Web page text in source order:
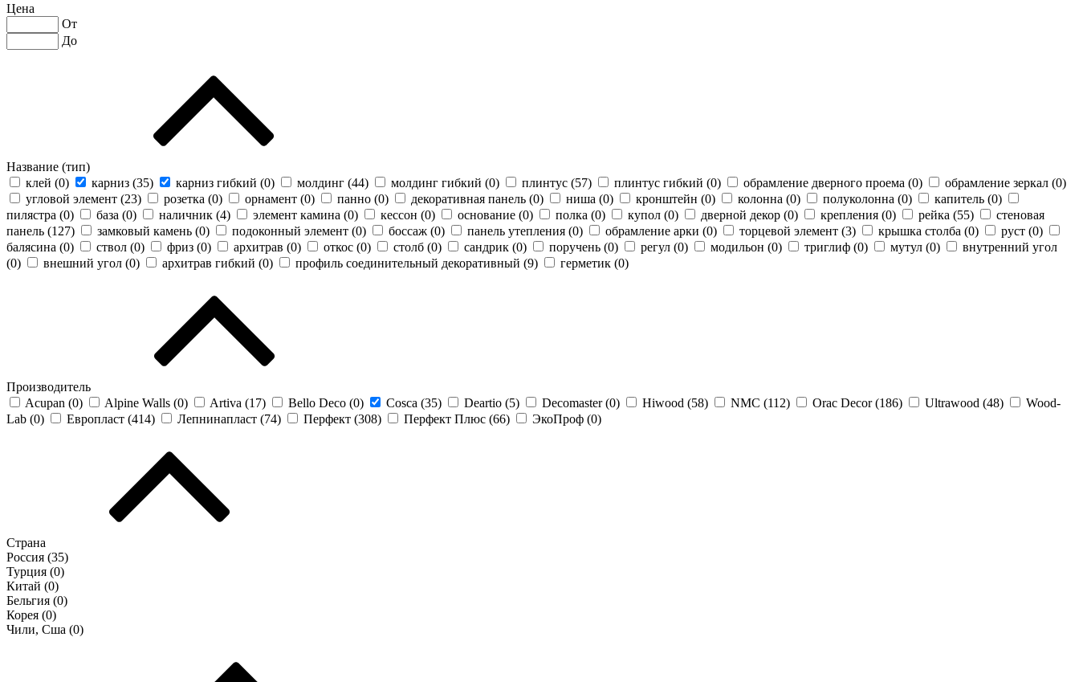
Цена
От
До
Название (тип)
клей (0) карниз (35) карниз гибкий (0) молдинг (44) молдинг гибкий (0) плинтус (57) плинтус гибкий (0) обрамление дверного проема (0) обрамление зеркал (0)
угловой элемент (23) розетка (0) орнамент (0) панно (0) декоративная панель (0) ниша (0) кронштейн (0) колонна (0) полуколонна (0) капитель (0)
пилястра (0) база (0) наличник (4) элемент камина (0) кессон (0) основание (0) полка (0) купол (0) дверной декор (0) крепления (0) рейка (55)
стеновая
панель (127) замковый камень (0) подоконный элемент (0) боссаж (0) панель утепления (0) обрамление арки (0) торцевой элемент (3) крышка столба (0) руст (0)
балясина (0) ствол (0) фриз (0) архитрав (0) откос (0) столб (0) сандрик (0) поручень (0) регул (0) модильон (0) триглиф (0) мутул (0)
внутренний угол
(0) внешний угол (0) архитрав гибкий (0) профиль соединительный декоративный (9) герметик (0)
Производитель
Acupan (0) Alpine Walls (0) Artiva (17) Bello Deco (0) Cosca (35) Deartio (5) Decomaster (0) Hiwood (58) NMC (112) Orac Decor (186) Ultrawood (48)
Wood-
Lab (0) Европласт (414) Лепнинапласт (74) Перфект (308) Перфект Плюс (66) ЭкоПроф (0)
Страна
Россия (35)
Турция (0)
Китай (0)
Бельгия (0)
Корея (0)
Чили, Сша (0)